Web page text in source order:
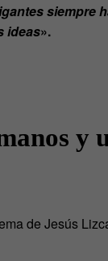
siempre
ideas».
y
de Jesús